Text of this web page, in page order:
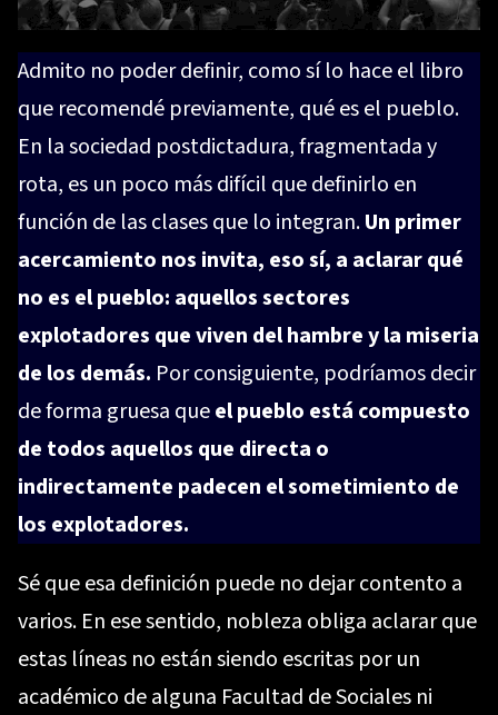
Admito no poder definir, como sí lo hace el libro
que recomendé previamente, qué es el pueblo.
En la sociedad postdictadura, fragmentada y
rota, es un poco más difícil que definirlo en
función de las clases que lo integran.Un primer
acercamiento nos invita, eso sí, a aclarar qué
no es el pueblo: aquellos sectores
explotadores que viven del hambre y la miseria
de los demás. Por consiguiente, podríamos decir
de forma gruesa queel pueblo está compuesto
de todos aquellos que directa o
indirectamente padecen el sometimiento de
los explotadores.
Sé que esa definición puede no dejar contento a
varios. En ese sentido, nobleza obliga aclarar que
estas líneas no están siendo escritas por un
académico de alguna Facultad de Sociales ni